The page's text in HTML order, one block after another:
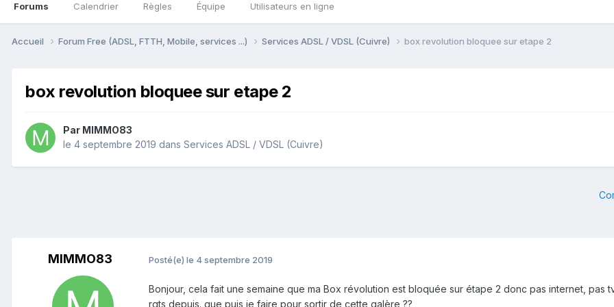
Forums Calendrier Règles Équipe Utilisateurs en ligne
Accueil Forum Free (ADSL, FTTH, Mobile, services ...) Services ADSL / VDSL (Cuivre) box revolution bloquee sur etape 2
box revolution bloquee sur etape 2
Par MIMMO83
le 4 septembre 2019 dans Services ADSL / VDSL (Cuivre)
MIMMO83 Posté(e) le 4 septembre 2019
Bonjour, cela fait une semaine que ma Box révolution est bloquée sur étape 2 donc pas internet, pas
rgts depuis. que puis je faire pour sortir de cette galère ??